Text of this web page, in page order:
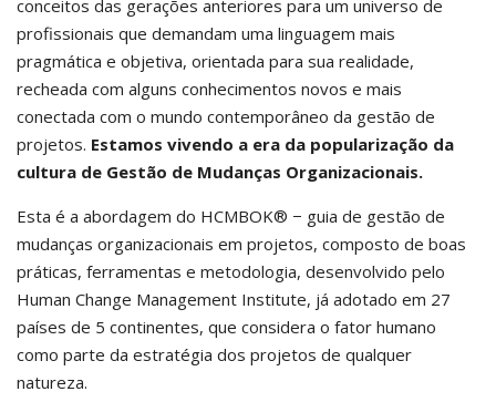
conceitos das gerações anteriores para um universo de
profissionais que demandam uma linguagem mais
pragmática e objetiva, orientada para sua realidade,
recheada com alguns conhecimentos novos e mais
conectada com o mundo contemporâneo da gestão de
projetos. Estamos vivendo a era da popularização da
cultura de Gestão de Mudanças Organizacionais.
Esta é a abordagem do HCMBOK® − guia de gestão de
mudanças organizacionais em projetos, composto de boas
práticas, ferramentas e metodologia, desenvolvido pelo
Human Change Management Institute, já adotado em 27
países de 5 continentes, que considera o fator humano
como parte da estratégia dos projetos de qualquer
natureza.